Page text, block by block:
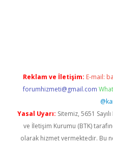
Reklam ve İletişim: E-mail:
forumhizmeti@gmail.com
Yasal Uyarı: Sitemiz, 5651
ve İletişim Kurumu (BTK)
olarak hizmet vermektedir. Bu